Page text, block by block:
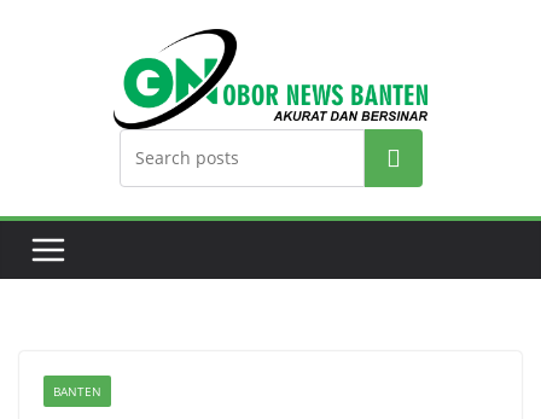
Search
BANTEN